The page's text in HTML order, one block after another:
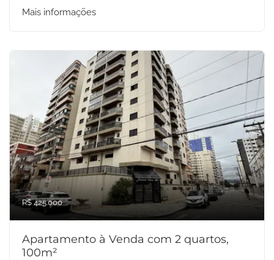
Mais informações
R$ 425.000
Apartamento à Venda com 2 quartos,
100m²